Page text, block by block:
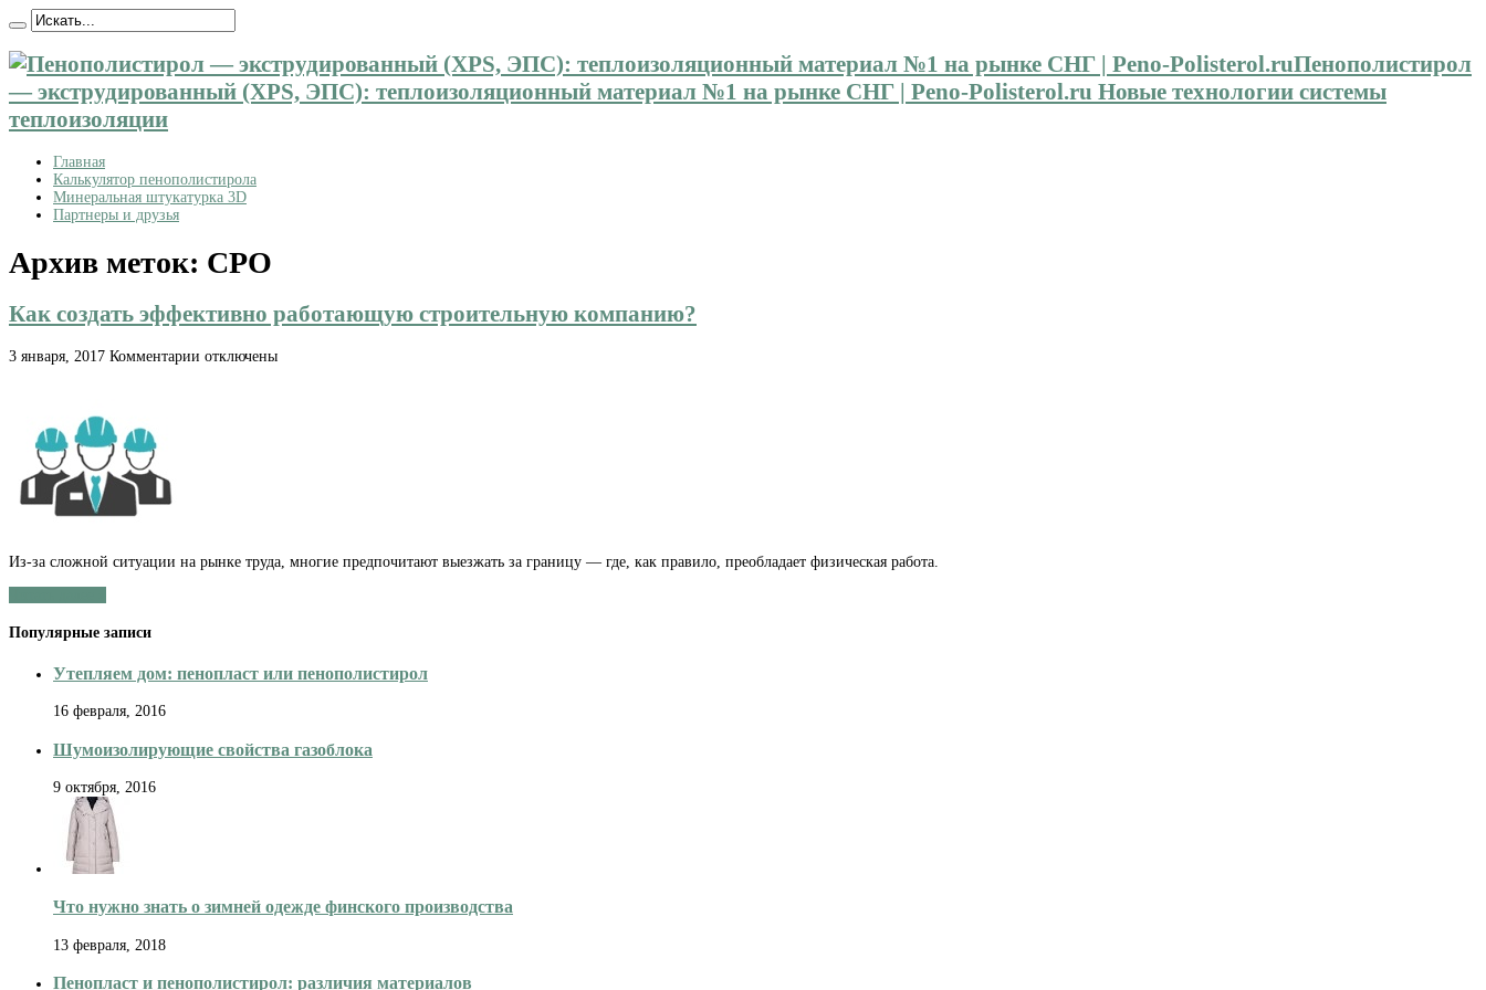
Пенополистирол
— экструдированный (XPS, ЭПС): теплоизоляционный материал №1 на рынке СНГ | Peno-Polisterol.ru Новые технологии системы
теплоизоляции
Главная
Калькулятор пенополистирола
Минеральная штукатурка 3D
Партнеры и друзья
Архив меток: СРО
Как создать эффективно работающую строительную компанию?
3 января, 2017 Комментарии котключены
Из-за сложной ситуации на рынке труда, многие предпочитают выезжать за границу — где, как правило, преобладает физическая работа.
Популярные записи
Утепляем дом: пенопласт или пенополистирол
16 февраля, 2016
Шумоизолирующие свойства газоблока
9 октября, 2016
Что нужно знать о зимней одежде финского производства
13 февраля, 2018
Пенопласт и пенополистирол: различия материалов